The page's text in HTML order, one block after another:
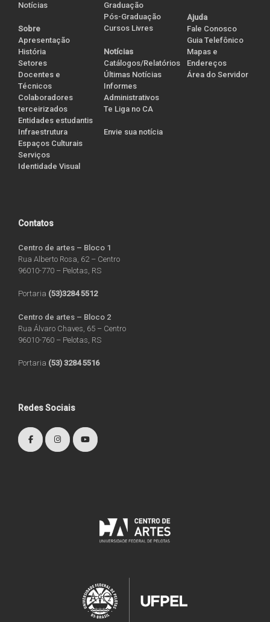
Notícias
Sobre
Apresentação
História
Setores
Docentes e
Técnicos
Colaboradores
terceirizados
Entidades estudantis
Infraestrutura
Espaços Culturais
Serviços
Identidade Visual
Graduação
Pós-Graduação
Cursos Livres
Notícias
Catálogos/Relatórios
Últimas Notícias
Informes
Administrativos
Te Liga no CA
Envie sua notícia
Ajuda
Fale Conosco
Guia Telefônico
Mapas e
Endereços
Área do Servidor
Contatos
Centro de artes – Bloco 1
Rua Alberto Rosa, 62 – Centro
96010-770 – Pelotas, RS
Portaria (53)3284 5512
Centro de artes – Bloco 2
Rua Álvaro Chaves, 65 – Centro
96010-760 – Pelotas, RS
Portaria (53) 3284 5516
Redes Sociais